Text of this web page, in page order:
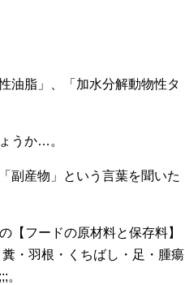
油脂」、「加水分解動物性タ
うか…。
「副産物」
という言葉を聞いた
【フードの原材料と保存料】
・羽根・くちばし・足・腫瘍